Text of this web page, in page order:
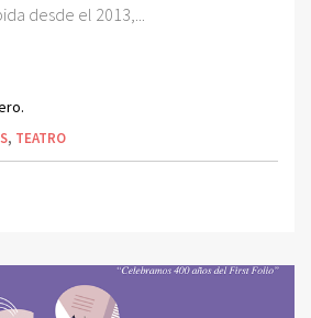
desde el 2013,...
, TEATRO